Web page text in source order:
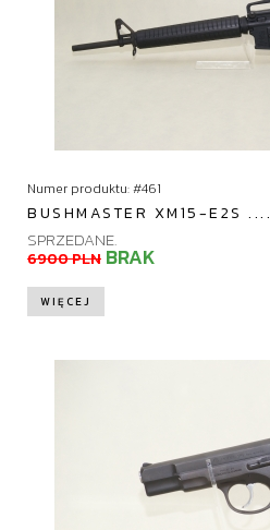
Numer produktu: #461
BUSHMASTER XM15-E2S ....
SPRZEDANE.
6900 PLN BRAK
WIĘCEJ